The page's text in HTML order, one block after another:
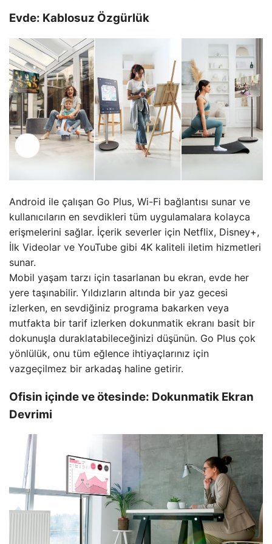
Evde: Kablosuz Özgürlük
Android ile çalışan Go Plus, Wi-Fi bağlantısı sunar ve
kullanıcıların en sevdikleri tüm uygulamalara kolayca
erişmelerini sağlar. İçerik severler için Netflix, Disney+,
İlk Videolar ve YouTube gibi 4K kaliteli iletim hizmetleri
sunar.
Mobil yaşam tarzı için tasarlanan bu ekran, evde her
yere taşınabilir. Yıldızların altında bir yaz gecesi
izlerken, en sevdiğiniz programa bakarken veya
mutfakta bir tarif izlerken dokunmatik ekranı basit bir
dokunuşla duraklatabileceğinizi düşünün. Go Plus çok
yönlülük, onu tüm eğlence ihtiyaçlarınız için
vazgeçilmez bir arkadaş haline getirir.
Ofisin içinde ve ötesinde: Dokunmatik Ekran
Devrimi